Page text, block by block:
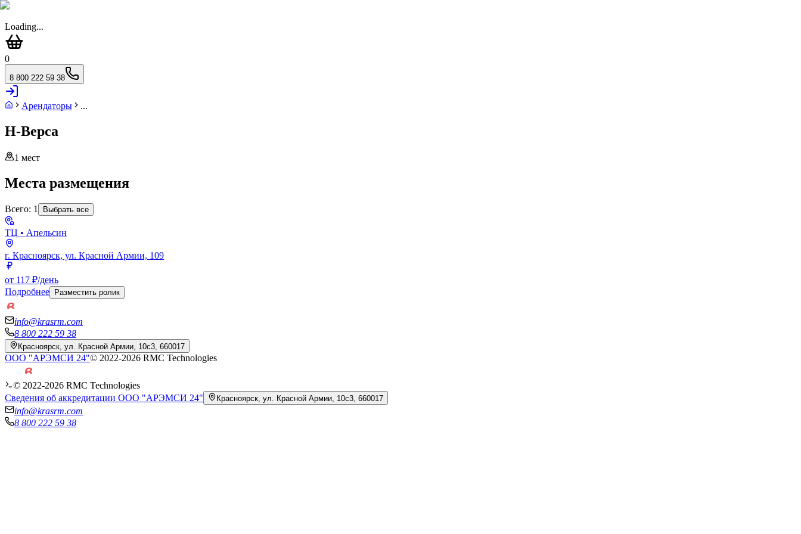
Loading...
0
8 800 222 59 38
Арендаторы ...
Н-Верса
1 мест
Места размещения
Всего: 1 Выбрать все
ТЦ • Апельсин
г. Красноярск, ул. Красной Армии, 109
от 117 ₽/день
Подробнее Разместить ролик
info@krasrm.com
8 800 222 59 38
Красноярск, ул. Красной Армии, 10с3, 660017
ООО "АРЭМСИ 24"© 2022-2026 RMC Technologies
© 2022-2026 RMC Technologies
Сведения об аккредитации ООО "АРЭМСИ 24"
Красноярск, ул. Красной Армии, 10с3, 660017
info@krasrm.com
8 800 222 59 38